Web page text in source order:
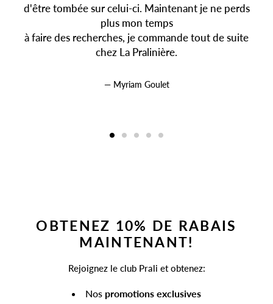
d'être tombée sur celui-ci. Maintenant je ne perds
plus mon temps
à faire des recherches, je commande tout de suite
chez La Pralinière.
Myriam Goulet
OBTENEZ 10% DE RABAIS
MAINTENANT!
Rejoignez le club Prali et obtenez:
Nos promotions exclusives